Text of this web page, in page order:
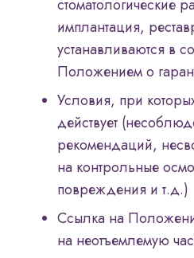
стоматологические
имплантация,
устанавливаются в
Положением о
Условия, при
действует
рекомендаций,
на контрольные
повреждения и т.д.)
Ссылка на
на неотъемлемую